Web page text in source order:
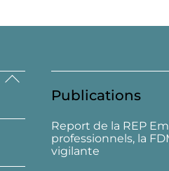
Back
Top
Publications
Report de la REP
professionnels, la
vigilante